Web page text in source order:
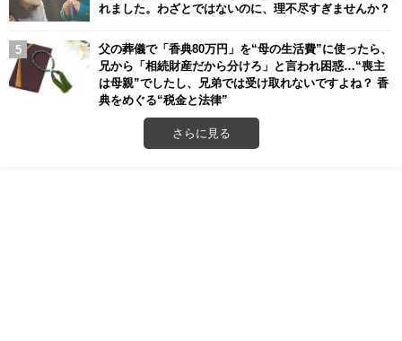
れました。わざとではないのに、理不尽すぎませんか？
父の葬儀で「香典80万円」を“母の生活費”に使ったら、
兄から「相続財産だから分けろ」と言われ困惑…“喪主
は母親”でしたし、兄弟では受け取れないですよね？ 香
典をめぐる“税金と法律”
さらに見る